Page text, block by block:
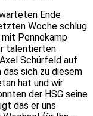
Ende
Woche schlug
Pennekamp
talentierten
Schürfeld auf
das sich zu diesem
hat und wir
der HSG seine
das er uns